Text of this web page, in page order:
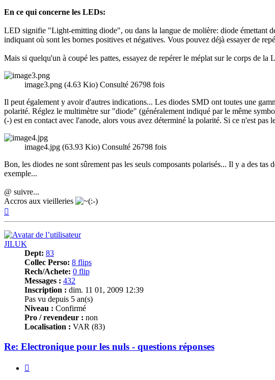
En ce qui concerne les LEDs:
LED signifie "Light-emitting diode", ou dans la langue de molière: diode émettant
indiquant où sont les bornes positives et négatives. Vous pouvez déjà essayer de
Mais si quelqu'un à coupé les pattes, essayez de repérer le méplat sur le corps de
image3.png (4.63 Kio) Consulté 26798 fois
Il peut également y avoir d'autres indications... Les diodes SMD ont toutes une
polarité. Réglez le multimètre sur "diode" (généralement indiqué par le même
(-) est en contact avec l'anode, alors vous avez déterminé la polarité. Si ce n'est pas
image4.jpg (63.93 Kio) Consulté 26798 fois
Bon, les diodes ne sont sûrement pas les seuls composants polarisés... Il y a des
exemple...
@ suivre...
Accros aux vieilleries
JILUK
Dept: 83
Collec Perso: 8 flips
Rech/Achete: 0 flip
Messages : 432
Inscription : dim. 11 01, 2009 12:39
Pas vu depuis 5 an(s)
Niveau : Confirmé
Pro / revendeur : non
Localisation : VAR (83)
Re: Electronique pour les nuls - questions réponses